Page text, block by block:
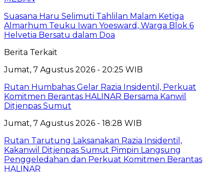
Suasana Haru Selimuti Tahlilan Malam Ketiga
Almarhum Teuku Iwan Yoesward, Warga Blok 6
Helvetia Bersatu dalam Doa
Berita Terkait
Jumat, 7 Agustus 2026 - 20:25 WIB
Rutan Humbahas Gelar Razia Insidentil, Perkuat
Komitmen Berantas HALINAR Bersama Kanwil
Ditjenpas Sumut
Jumat, 7 Agustus 2026 - 18:28 WIB
Rutan Tarutung Laksanakan Razia Insidentil,
Kakanwil Ditjenpas Sumut Pimpin Langsung
Penggeledahan dan Perkuat Komitmen Berantas
HALINAR